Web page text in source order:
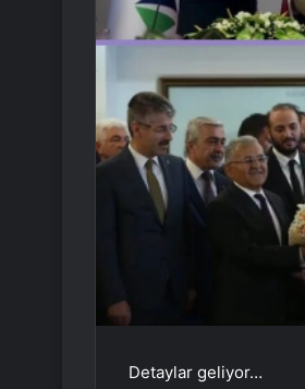
Detaylar geliyor…